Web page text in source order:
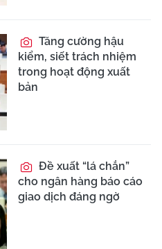
Tăng cường hậu
kiểm, siết trách nhiệm
trong hoạt động xuất
bản
Đề xuất “lá chắn”
cho ngân hàng báo cáo
giao dịch đáng ngờ